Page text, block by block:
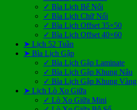
✓ Bìa Lịch Bế Nổi
✓ Bìa Lịch Chữ Nổi
✓ Bìa Lịch Offset 35×50
✓ Bìa Lịch Offset 40×60
➤ Lịch 52 Tuần
➤ Bìa Lịch Gập
✓ Bìa Lịch Gập Laminate
✓ Bìa Lịch Gập Khung Nâu
✓ Bìa Lịch Gập Khung Vàng
➤ Lịch Lò Xo Giữa
✓ Lò Xo Giữa Mini